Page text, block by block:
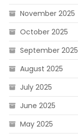
November 2025
October 2025
September 2025
August 2025
July 2025
June 2025
May 2025